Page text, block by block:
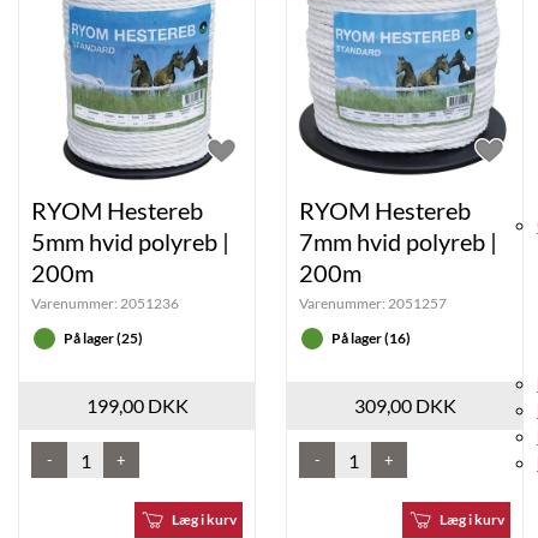
Vælg
RYOM Hestereb
5mm hvid polyreb |
200m
Varenummer: 2051236
På lager (25)
199,00 DKK
- +
Læg i kurv
RYOM Hestereb
7mm hvid polyreb |
200m
Varenummer:2051257
På lager (16)
309,00 DKK
- +
Læg i kurv